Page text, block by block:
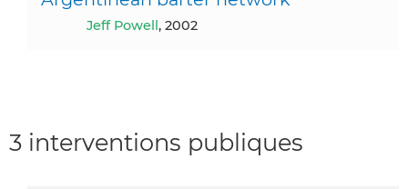
Jeff Powell , 2002
3 interventions publiques